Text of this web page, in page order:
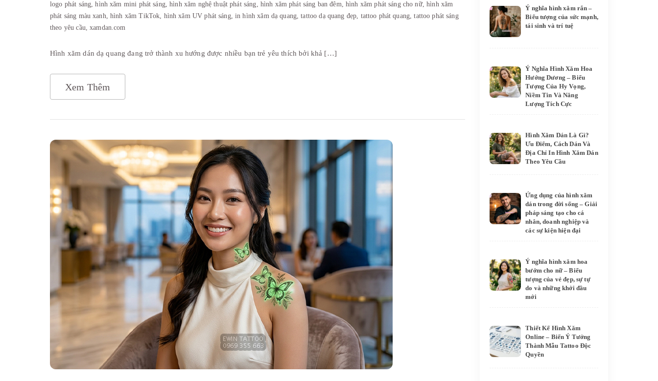
logo phát sáng,hình xăm mini phát sáng,hình xăm nghệ thuật phát sáng, hình xăm phát sáng ban đêm,hình xăm phát sáng cho nữ,hình xăm
phát sáng màu xanh,hình xăm TikTok, hình xăm UV phát sáng,in hình xăm dạ quang,tattoo dạ quang đẹp, tattoo phát quang,tattoo phát sáng
theo yêu cầu,xamdan.com
Hình xăm dán dạ quang đang trở thành xu hướng được nhiều bạn trẻ yêu thích bởi khả […]
Xem Thêm
Ý nghĩa hình xăm rắn –
Biểu tượng của sức mạnh,
tái sinh và trí tuệ
Ý Nghĩa Hình Xăm Hoa
Hướng Dương – Biểu
Tượng Của Hy Vọng,
Niềm Tin Và Năng
Lượng Tích Cực
Hình Xăm Dán Là Gì?
Ưu Điểm, Cách Dán Và
Địa Chỉ In Hình Xăm Dán
Theo Yêu Cầu
Ứng dụng của hình xăm
dán trong đời sống – Giải
pháp sáng tạo cho cá
nhân, doanh nghiệp và
các sự kiện hiện đại
Ý nghĩa hình xăm hoa
bướm cho nữ – Biểu
tượng của vẻ đẹp, sự tự
do và những khởi đầu
mới
Thiết Kế Hình Xăm
Online – Biến Ý Tưởng
Thành Mẫu Tattoo Độc
Quyền